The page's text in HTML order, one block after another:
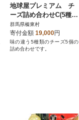
地球屋プレミアム チ
ーズ詰め合わせC(5種類
5個)
群馬県榛東村
寄付金額 19,000円
味の違う5種類のチーズ5個の
詰め合わせです。